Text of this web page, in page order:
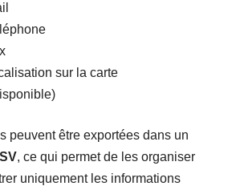
sur la carte
peuvent être exportées dans un
, ce qui permet de les organiser
uniquement les informations